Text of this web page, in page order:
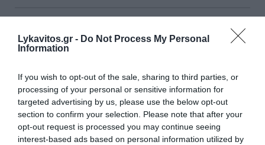
Lykavitos.gr - Do Not Process My Personal
Information
If you wish to opt-out of the sale, sharing to third parties, or
processing of your personal or sensitive information for
targeted advertising by us, please use the below opt-out
section to confirm your selection. Please note that after your
opt-out request is processed you may continue seeing
interest-based ads based on personal information utilized by